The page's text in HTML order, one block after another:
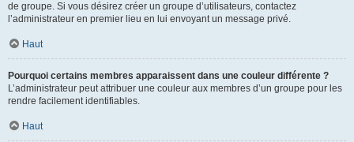
de groupe. Si vous désirez créer un groupe d’utilisateurs, contactez
l’administrateur en premier lieu en lui envoyant un message privé.
Haut
Pourquoi certains membres apparaissent dans une couleur différente ?
L’administrateur peut attribuer une couleur aux membres d’un groupe pour les
rendre facilement identifiables.
Haut